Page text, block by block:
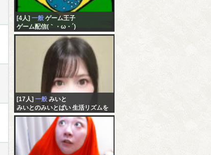
[4人] 一般 ゲーム王子
ゲーム配信(｀・ω・´)
[17人] 一般 みいと
みいとのみいとぱい 生活リズムを
戻したい 仕事行きたくない